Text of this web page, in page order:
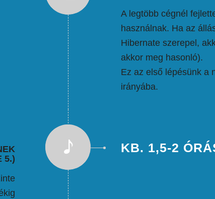
A legtöbb cégnél
használnak. Ha az
Hibernate szerepel,
akkor meg hasonló).
Ez az első lépésünk a
irányába.
5.)
KB. 1,5-2